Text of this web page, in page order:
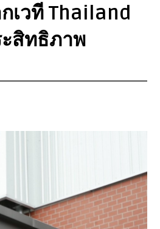
เวที Thailand
สิทธิภาพ